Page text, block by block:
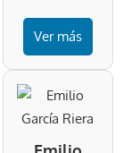
Ver más